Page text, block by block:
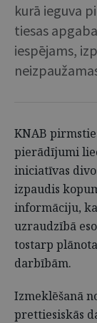
kurā ieguva
tiesas
iespējams,
KNAB
pierādījumi
iniciatīvas
izpaudis
informāciju,
uzraudzībā
tostarp
darbībām.
Izmeklēšanā
prettiesiskās